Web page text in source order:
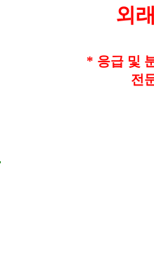
외
* 응급 및
전